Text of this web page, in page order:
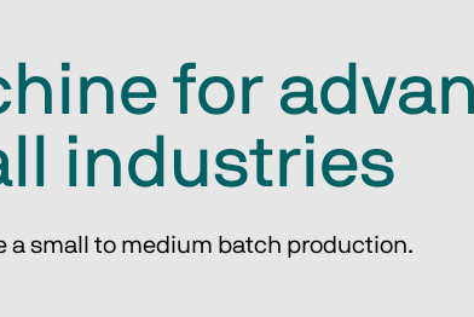
for
industries
a small to medium batch production.